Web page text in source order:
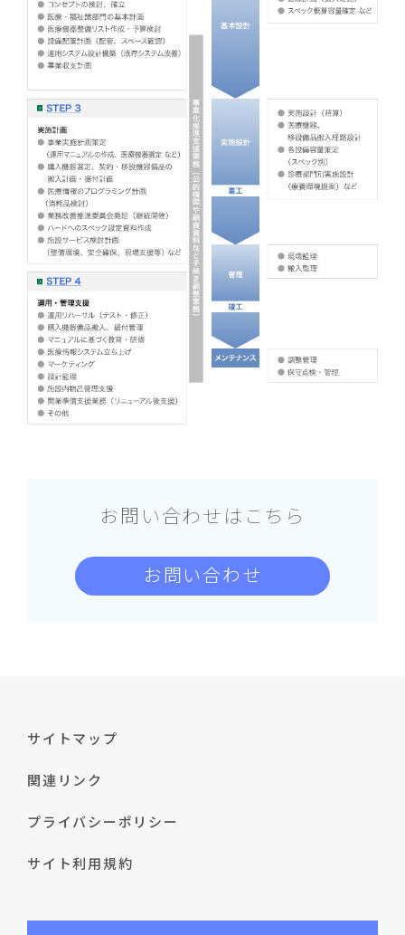
お問い合わせはこちら
お問い合わせ
サイトマップ
関連リンク
プライバシーポリシー
サイト利用規約